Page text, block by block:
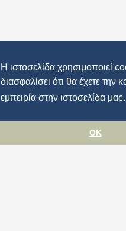
Η ιστοσελίδα χρησιμοποιεί
διασφαλίσει ότι θα έχετε την
εμπειρία στην ιστοσελίδα μας.
OK